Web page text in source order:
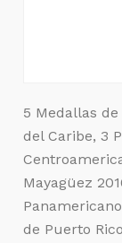
5 Medallas
del Caribe, 3
Mayagüez
de Puerto